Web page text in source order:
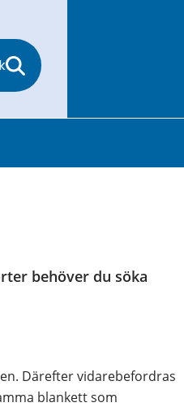
behöver du söka
Därefter vidarebefordras
blankett som